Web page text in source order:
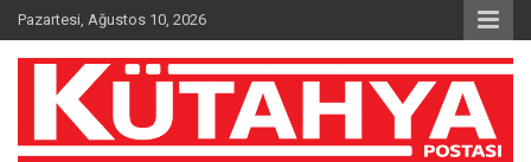
Skip
to
content
Pazartesi, Ağustos 10, 2026